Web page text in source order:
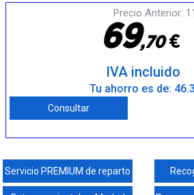
Precio Anterior:
69,70€
IVA incluido
Tu ahorro es de:
Consultar
Servicio PREMIUM de reparto